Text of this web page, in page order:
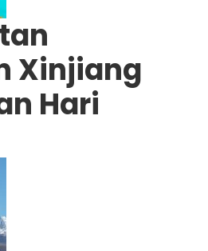
Xinjiang
Hari